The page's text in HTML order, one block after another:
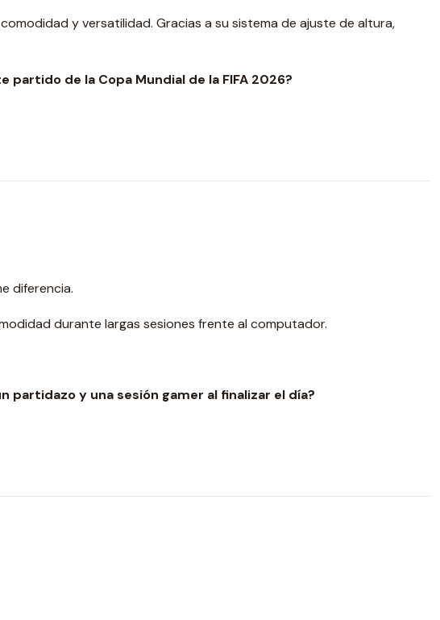
y versatilidad. Gracias a su sistema de ajuste de altura,
de la Copa Mundial de la FIFA 2026?
diferencia.
durante largas sesiones frente al computador.
y una sesión gamer al finalizar el día?